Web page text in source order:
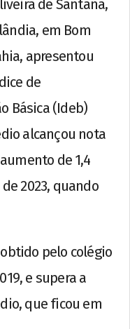
de Santana,
em Bom
apresentou
de
Básica (Ideb)
alcançou nota
de 1,4
2023, quando
pelo colégio
e supera a
que ficou em